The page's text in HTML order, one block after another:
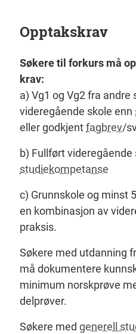
Opptakskrav
Søkere til forkurs må
krav:
a) Vg1 og Vg2 fra andre
videregående skole enn
eller godkjentfagbrev/
b) Fullført videregående
studiekompetanse
c) Grunnskole og minst
en kombinasjon av
praksis.
Søkere med utdanning
må dokumentere
minimum norskprøve
delprøver.
Søkere med generell